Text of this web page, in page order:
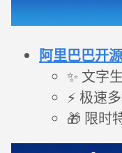
阿里巴巴开
✨ 文字
⚡ 极速
🎁 限时